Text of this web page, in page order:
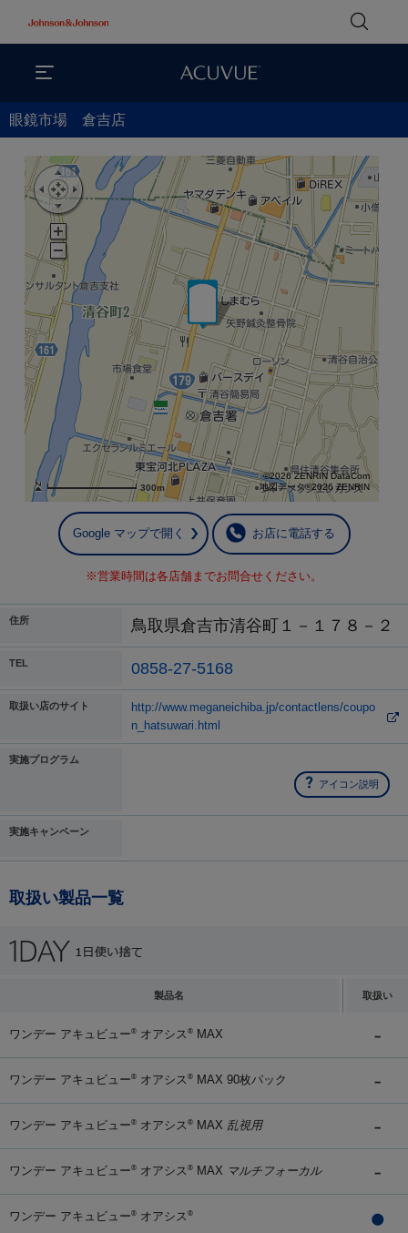
眼鏡市場 倉吉店
300m
©2026 ZENRIN DataCom
地図データ©2026 ZENRIN
Google マップで開く お店に電話する
※営業時間は各店舗までお問合せください。
住所 鳥取県倉吉市清谷町１－１７８－２
TEL 0858-27-5168
取扱い店のサイト
http://www.meganeichiba.jp/contactlens/coupo
n_hatsuwari.html
実施プログラム
アイコン説明
実施キャンペーン
取扱い製品一覧
製品名 取扱い
ワンデー アキュビュー® オアシス ® MAX
ワンデー アキュビュー® オアシス ® MAX 90枚パック
ワンデー アキュビュー® オアシス ® MAX 乱視用
ワンデー アキュビュー® オアシス ® MAX マルチフォーカル
ワンデー アキュビュー® オアシス ®